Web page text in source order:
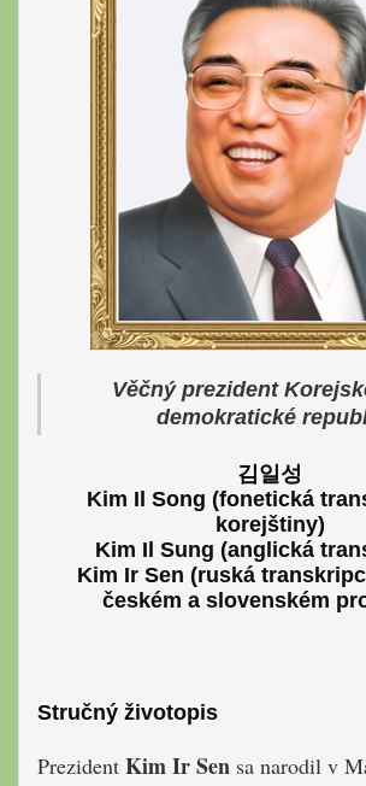
Věčný prezident
demokratické
김일성
Kim Il Song (fonetická
korejštiny)
Kim Il Sung (anglická
Kim Ir Sen (ruská
českém a slovenském
Stručný životopis
Prezident Kim Ir Sen sa narodil v